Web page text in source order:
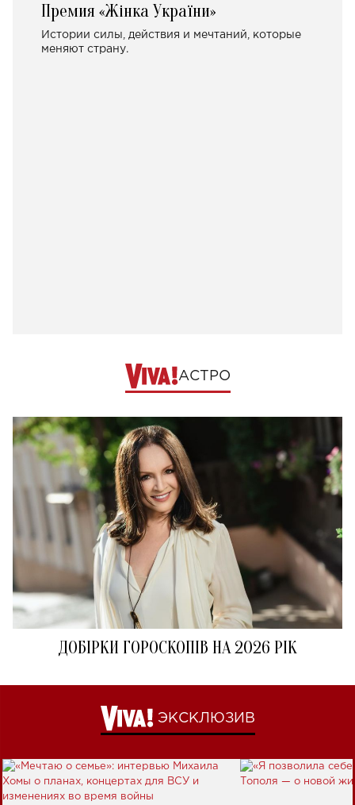
Премия «Жінка України»
Истории силы, действия и мечтаний, которые
меняют страну.
АСТРО
ДОБІРКИ ГОРОСКОПІВ НА 2026 РІК
ЭКСКЛЮЗИВ